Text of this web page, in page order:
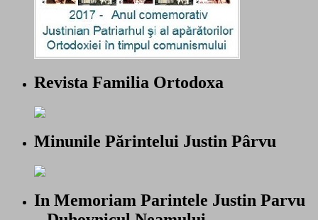
Revista Familia Ortodoxa
Minunile Părintelui Justin Pârvu
In Memoriam Parintele Justin Parvu